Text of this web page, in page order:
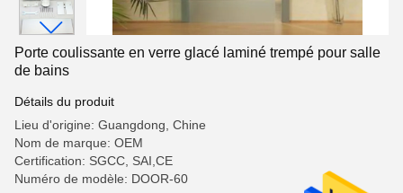
Porte coulissante en verre glacé laminé trempé pour salle
de bains
Détails du produit
Lieu d'origine: Guangdong, Chine
Nom de marque: OEM
Certification: SGCC, SAI,CE
Numéro de modèle: DOOR-60